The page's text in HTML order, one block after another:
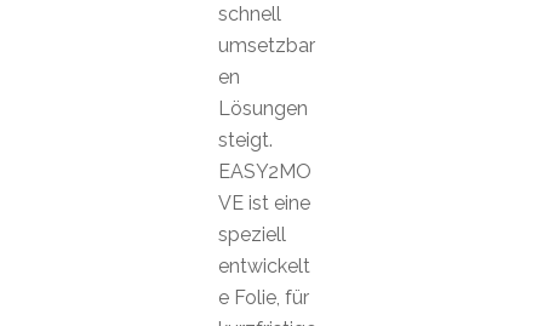
schnell
umsetzbar
en
Lösungen
steigt.
EASY2MO
VE ist eine
speziell
entwickelt
e Folie, für